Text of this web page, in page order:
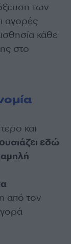
των
αγορές
κάθε
στο
και
εδώ
από τον